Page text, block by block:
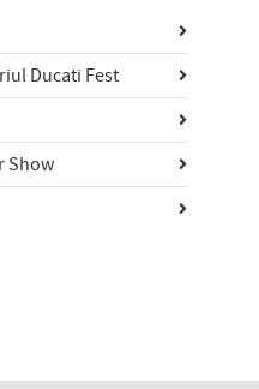
Ducati Fest
Show